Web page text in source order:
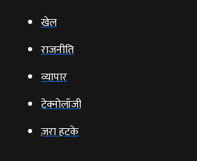
खेल
राजनीति
व्‍यापार
टेक्‍नोलॉजी
ज़रा हटके